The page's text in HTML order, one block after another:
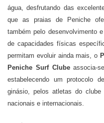
água, desfrutando das
que as praias de Peniche
também pelo desenvolvimento
de capacidades físicas
permitam evoluir ainda mais, o
Peniche Surf Clubeassocia-
estabelecendo um protocolo
ginásio, pelos atletas do
nacionais e internacionais.